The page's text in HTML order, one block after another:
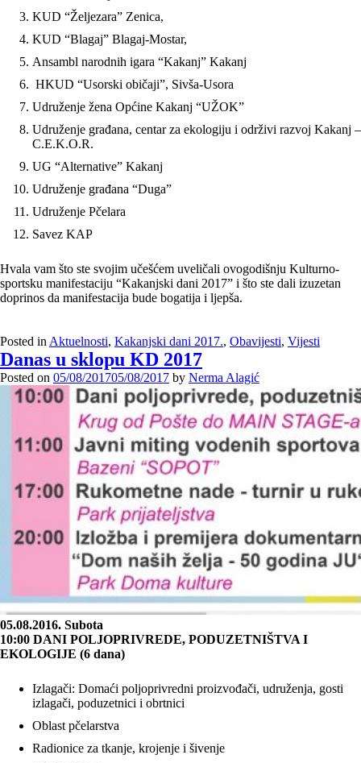
KUD “Željezara” Zenica,
KUD “Blagaj” Blagaj-Mostar,
Ansambl narodnih igara “Kakanj” Kakanj
HKUD “Usorski običaji”, Sivša-Usora
Udruženje žena Općine Kakanj “UŽOK”
Udruženje građana, centar za ekologiju i održivi razvoj Kakanj –
C.E.K.O.R.
UG “Alternative” Kakanj
Udruženje građana “Duga”
Udruženje Pčelara
Savez KAP
Hvala vam što ste svojim učešćem uveličali ovogodišnju Kulturno-
sportsku manifestaciju “Kakanjski dani 2017” i što ste dali izuzetan
doprinos da manifestacija bude bogatija i ljepša.
Posted in Aktuelnosti, Kakanjski dani 2017., Obavijesti, Vijesti
Danas u sklopu KD 2017
Posted on 05/08/201705/08/2017 by Nerma Alagić
05.08.2016. Subota
10:00 DANI POLJOPRIVREDE, PODUZETNIŠTVA I
EKOLOGIJE (6 dana)
Izlagači: Domaći poljoprivredni proizvođači, udruženja, gosti
izlagači, poduzetnici i obrtnici
Oblast pčelarstva
Radionice za tkanje, krojenje i šivenje